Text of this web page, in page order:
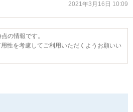
2021年3月16日 10:09
の情報です。
性を考慮してご利用いただくようお願いい